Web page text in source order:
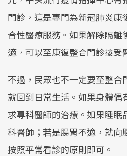
門診，這是專門為新冠肺炎康
合性醫療服務。如果解除隔離
適，可以至康復整合門診接受
不過，民眾也不一定要至整合
就回到日常生活。如果身體偶
求專科醫師的治療。如果睡眠
科醫師；若是腸胃不適，就向
按照平常看診的原則即可。